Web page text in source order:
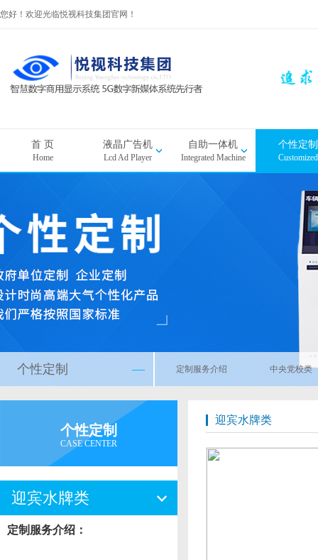
您好！欢迎光临悦视科技集团官网！
首 页
Home
液晶广告机
Lcd Ad Player
自助一体机
Integrated Machine
个性定制
Customized
个性定制 — 定制服务介绍 中央党校类
个性定制
CASE CENTER
迎宾水牌类
定制服务介绍：
迎宾水牌类